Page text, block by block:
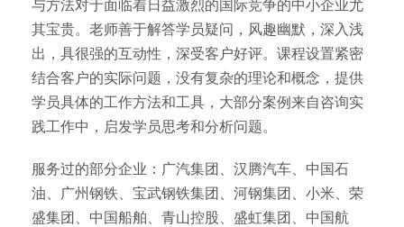
与方法对于面临着日益激烈的国际竞争的中小企业尤
其宝贵。老师善于解答学员疑问，风趣幽默，深入浅
出，具很强的互动性，深受客户好评。课程设置紧密
结合客户的实际问题，没有复杂的理论和概念，提供
学员具体的工作方法和工具，大部分案例来自咨询实
践工作中，启发学员思考和分析问题。
服务过的部分企业：广汽集团、汉腾汽车、中国石
油、广州钢铁、宝武钢铁集团、河钢集团、小米、荣
盛集团、中国船舶、青山控股、盛虹集团、中国航